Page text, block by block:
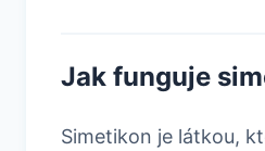
Jak funguje
Simetikon je látkou,